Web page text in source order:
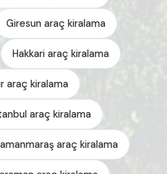
Giresun araç kiralama
Hakkari araç kiralama
araç kiralama
araç kiralama
araç kiralama